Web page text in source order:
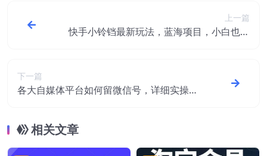
上一篇
快手小铃铛最新玩法，蓝海项目，小白也可
下一篇
各大自媒体平台如何留微信号，详细实操教
相关文章